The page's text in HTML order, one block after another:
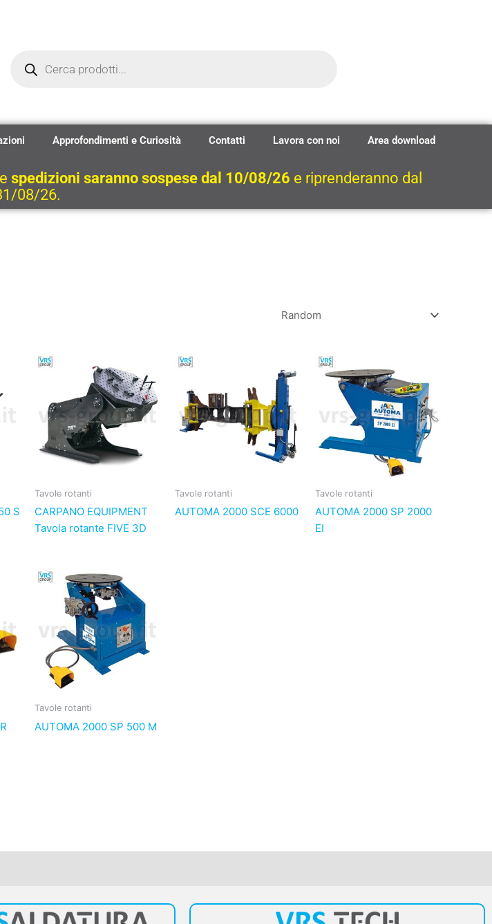
Approfondimenti e Curiosità Contatti Lavora con noi Area download
spedizioni saranno sospese dal 10/08/26 e riprenderanno dal
08/26.
S
Tavole rotanti
CARPANO EQUIPMENT
Tavola rotante FIVE 3D
Tavole rotanti
AUTOMA 2000 SCE 6000
Tavole rotanti
AUTOMA 2000 SP 2000
EI
Tavole rotanti
AUTOMA 2000 SP 500 M